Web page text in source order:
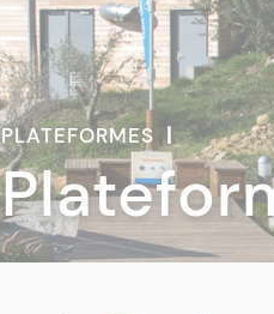
PLATEFORMES|